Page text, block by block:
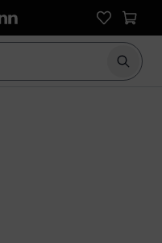
Börja
284 kundbetyg